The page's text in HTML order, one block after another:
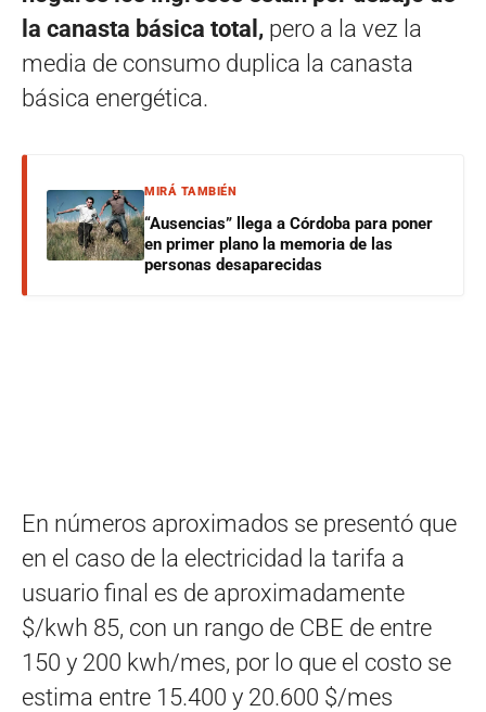
la canasta básica total, pero a la vez la
media de consumo duplica la canasta
básica energética.
MIRÁ TAMBIÉN
“Ausencias” llega a Córdoba para poner
en primer plano la memoria de las
personas desaparecidas
En números aproximados se presentó que
en el caso de la electricidad la tarifa a
usuario final es de aproximadamente
$/kwh 85, con un rango de CBE de entre
150 y 200 kwh/mes, por lo que el costo se
estima entre 15.400 y 20.600 $/mes